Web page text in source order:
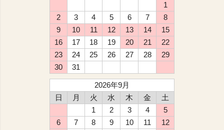
1
2
3 4 5 6 7
8
9
10 11 12 13 14
15
16
17 18 19 20 21
22
23
24 25 26 27 28
29
30
31
2026年9月
日
月 火 水 木 金
土
1
2 3 4
5
6
7 8 9 10 11
12